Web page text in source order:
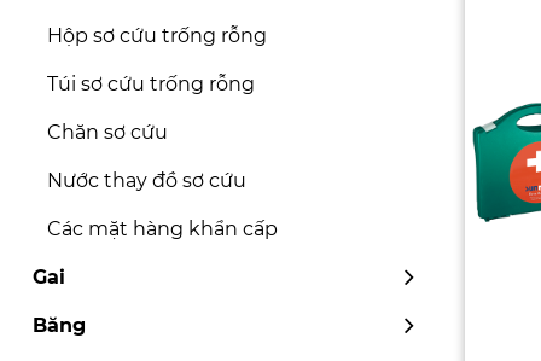
Hộp sơ cứu trống rỗng
Túi sơ cứu trống rỗng
Chăn sơ cứu
Nước thay đồ sơ cứu
Các mặt hàng khẩn cấp
Gai
Băng